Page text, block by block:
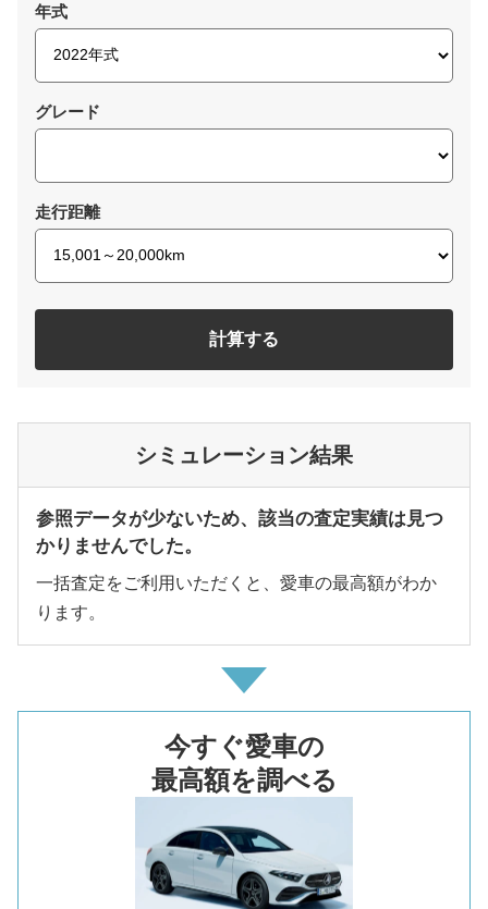
年式
グレード
走行距離
計算する
シミュレーション結果
参照データが少ないため、該当の査定実績は見つ
かりませんでした。
一括査定をご利用いただくと、愛車の最高額がわか
ります。
今すぐ愛車の
最高額を調べる